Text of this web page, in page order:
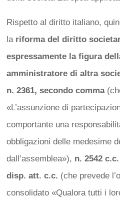
Rispetto al diritto italiano,
la riforma del diritto
espressamente la figura
amministratore di altra
n. 2361, secondo comma
«L’assunzione di
comportante una
obbligazioni delle medesime
dall’assemblea»), n. 2542
disp. att. c.c. (che prevede
consolidato «Qualora tutti i